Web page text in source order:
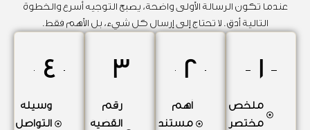
عندما تكون الرسالة الأولى واضحة، يصبح التوجيه أسرع والخطوة
التالية أدق. لا تحتاج إلى إرسال كل شيء، بل الأهم فقط.
1
ملخص
مختصر
2
أهم
مستند
3
رقم
القضية
4
وسيلة
التواصل